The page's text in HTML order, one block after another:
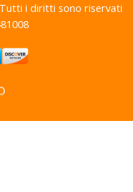
i diritti sono riservati